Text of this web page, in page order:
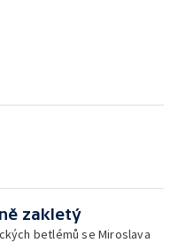
zakletý
betlémů se Miroslava